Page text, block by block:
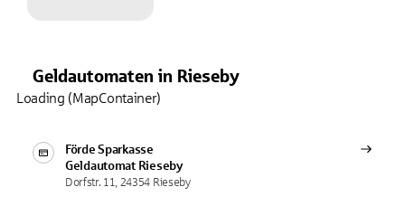
Geldautomaten in Rieseby
Förde Sparkasse
Geldautomat Rieseby
Dorfstr. 11, 24354 Rieseby
Loading (MapContainer)